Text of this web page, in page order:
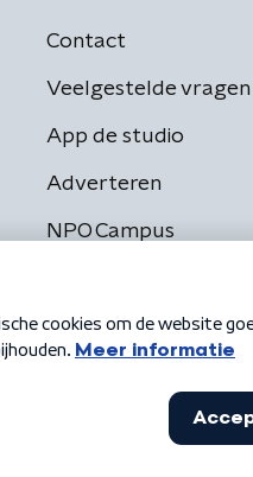
Contact
Veelgestelde vragen
App de studio
Adverteren
NPO Campus